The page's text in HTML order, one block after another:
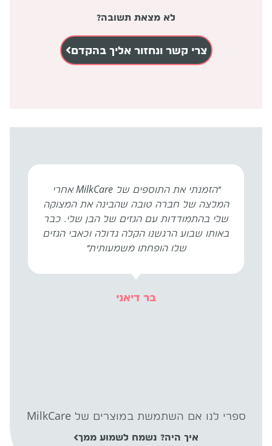
לא מצאת תשובה?
צרי קשר ונחזור אליך בהקדם
״הזמנתי את התוספים של MilkCare אחרי
המלצה של חברה טובה שהבינה את המצוקה
שלי בהתמודדות עם הגזים של הבן שלי. כבר
באותו שבוע הרגשנו הקלה גדולה וכאבי הגזים
שלו הופחתו משמעותית״
בר דיאני
ספרי לנו אם השתמשת במוצרים של MilkCare
איך היה? נשמח לשמוע ממך